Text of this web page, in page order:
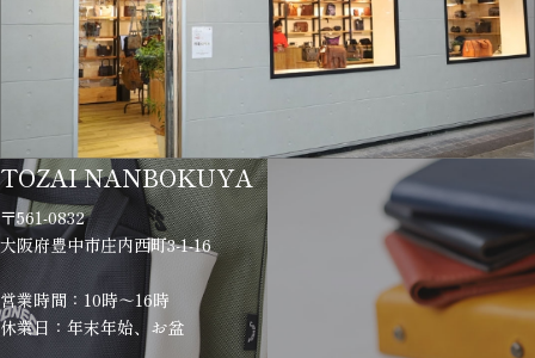
TOZAI NANBOKUYA
〒561-0832
大阪府豊中市庄内西町3-1-16
営業時間：10時～16時
休業日：年末年始、お盆